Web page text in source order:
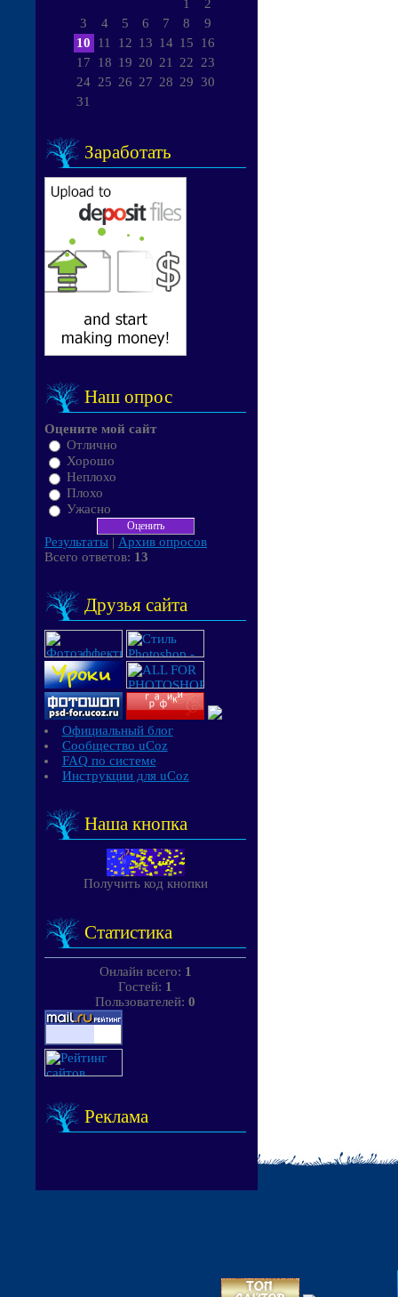
1
2
3
4 5 6 7 8
9
10
11 12 13 14 15
16
17
18 19 20 21 22
23
24 25 26 27 28 29 30
31
Заработать
Наш опрос
Оцените мой сайт
Отлично
Хорошо
Неплохо
Плохо
Ужасно
Результаты | Архив опросов
Всего ответов: 13
Друзья сайта
Официальный блог
Сообщество uCoz
FAQ по системе
Инструкции для uCoz
Наша кнопка
Получить код кнопки
Статистика
Онлайн всего: 1
Гостей: 1
Пользователей: 0
Реклама